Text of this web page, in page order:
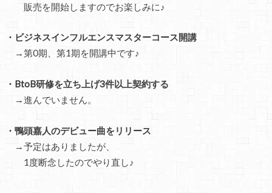
販売を開始しますのでお楽しみに♪
・ビジネスインフルエンスマスターコース開講
→第0期、第1期を開講中です♪
・BtoB研修を立ち上げ3件以上契約する
→進んでいません。
・鴨頭嘉人のデビュー曲をリリース
→予定はありましたが、
1度断念したのでやり直し♪